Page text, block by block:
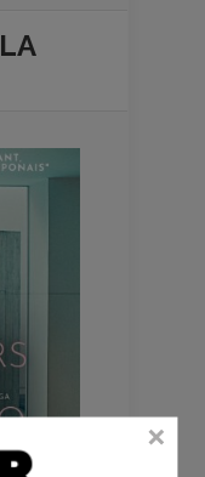
LA